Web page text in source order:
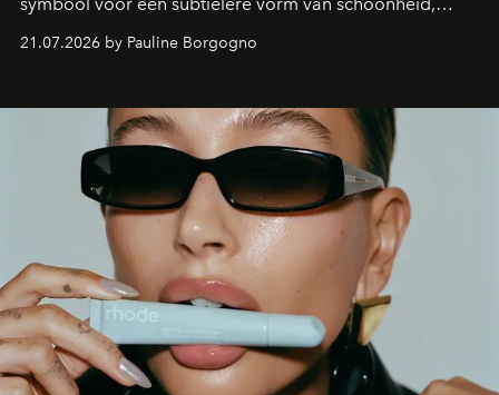
aan make-up.
21.07.2026 by Pauline Borgogno